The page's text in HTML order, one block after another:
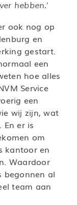
hebben.’
ook nog op
en
gestart.
een
hoe alles
Service
een
wij zijn, wat
er is
om
kantoor en
Waardoor
begonnen al
team aan